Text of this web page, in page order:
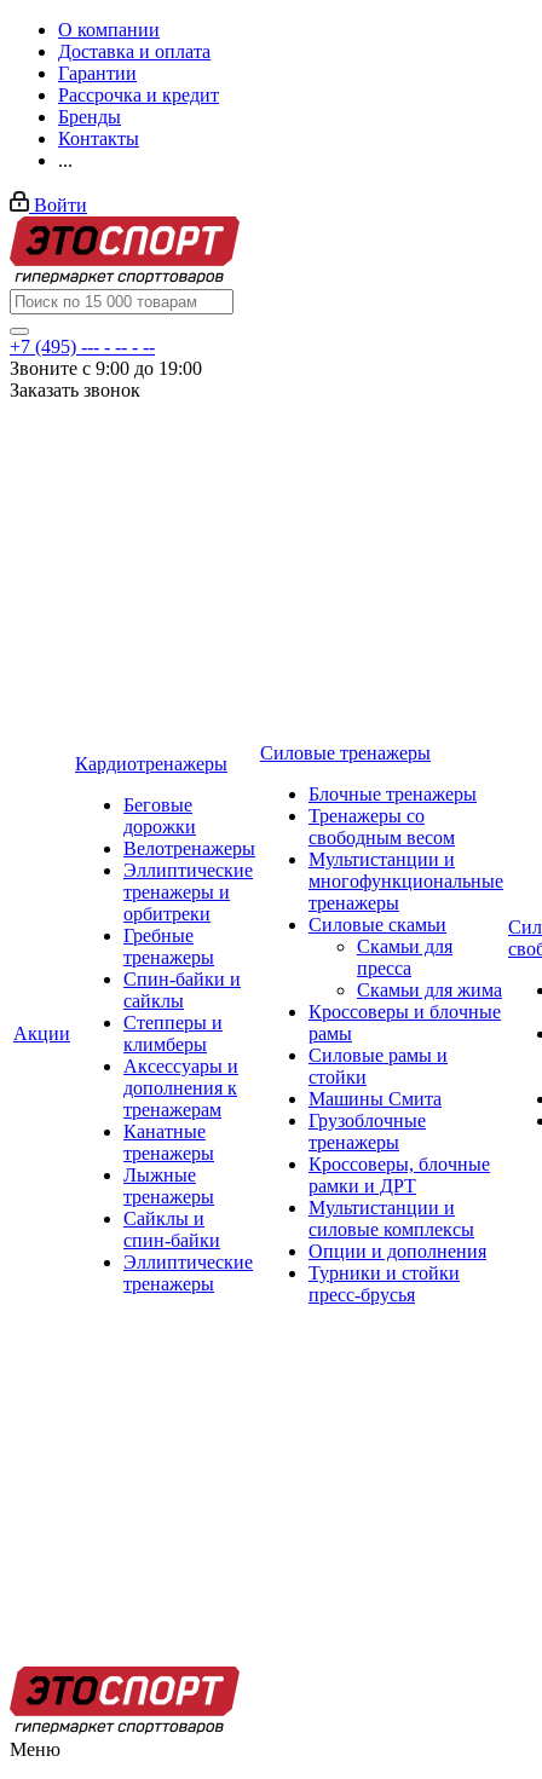
О компании
Доставка и оплата
Гарантии
Рассрочка и кредит
Бренды
Контакты
...
Войти
+7 (495) --- - -- - --
Звоните с 9:00 до 19:00
Заказать звонок
Акции
Кардиотренажеры
Беговые
дорожки
Велотренажеры
Эллиптические
тренажеры и
орбитреки
Гребные
тренажеры
Спин-байки и
сайклы
Степперы и
климберы
Аксессуары и
дополнения к
тренажерам
Канатные
тренажеры
Лыжные
тренажеры
Сайклы и
спин-байки
Эллиптические
тренажеры
Силовые тренажеры
Блочные тренажеры
Тренажеры со
свободным весом
Мультистанции и
многофункциональные
тренажеры
Силовые скамьи
Скамьи для
пресса
Скамьи для жима
Кроссоверы и блочные
рамы
Силовые рамы и
стойки
Машины Смита
Грузоблочные
тренажеры
Кроссоверы, блочные
рамки и ДРТ
Мультистанции и
силовые комплексы
Опции и дополнения
Турники и стойки
пресс-брусья
Меню